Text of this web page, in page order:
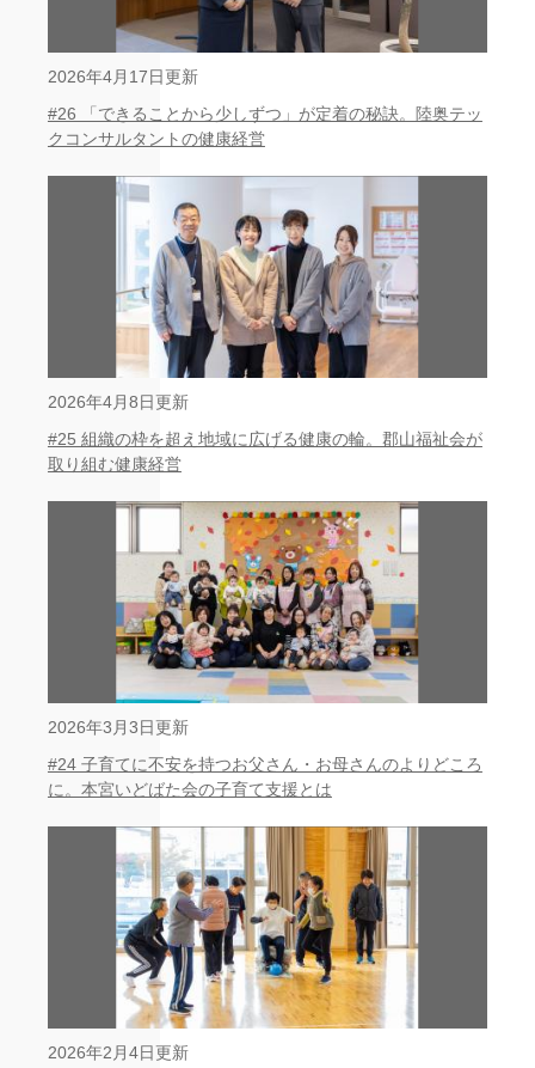
2026年4月17日更新
#26 「できることから少しずつ」が定着の秘訣。陸奥テッ
クコンサルタントの健康経営
2026年4月8日更新
#25 組織の枠を超え地域に広げる健康の輪。郡山福祉会が
取り組む健康経営
2026年3月3日更新
#24 子育てに不安を持つお父さん・お母さんのよりどころ
に。本宮いどばた会の子育て支援とは
2026年2月4日更新